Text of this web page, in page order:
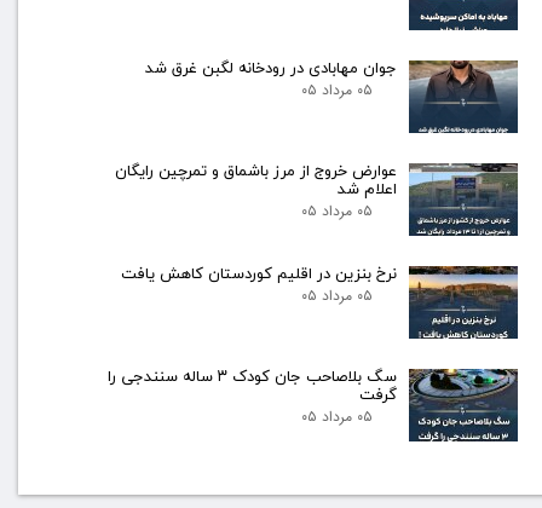
جوان مهابادی در رودخانه لگبن غرق شد
۰۵ مرداد ۰۵
عوارض خروج از مرز باشماق و تمرچین رایگان
اعلام شد
۰۵ مرداد ۰۵
نرخ بنزین در اقلیم کوردستان کاهش یافت
۰۵ مرداد ۰۵
سگ بلاصاحب جان کودک ۳ ساله سنندجی را
گرفت
۰۵ مرداد ۰۵